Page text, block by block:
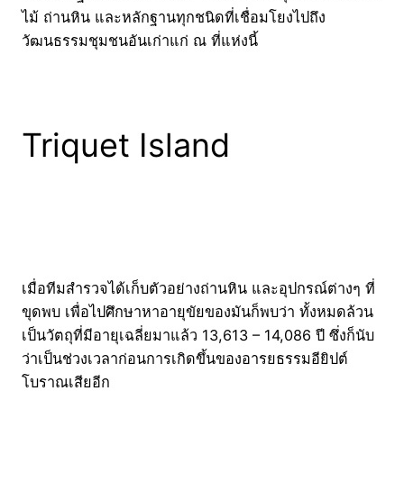
ไม้ ถ่านหิน และหลักฐานทุกชนิดที่เชื่อมโยงไปถึง
วัฒนธรรมชุมชนอันเก่าแก่ ณ ที่แห่งนี้
Triquet Island
เมื่อทีมสำรวจได้เก็บตัวอย่างถ่านหิน และอุปกรณ์ต่างๆ ที่
ขุดพบ เพื่อไปศึกษาหาอายุขัยของมันก็พบว่า ทั้งหมดล้วน
เป็นวัตถุที่มีอายุเฉลี่ยมาแล้ว 13,613 – 14,086 ปี ซึ่งก็นับ
ว่าเป็นช่วงเวลาก่อนการเกิดขึ้นของอารยธรรมอียิปต์
โบราณเสียอีก